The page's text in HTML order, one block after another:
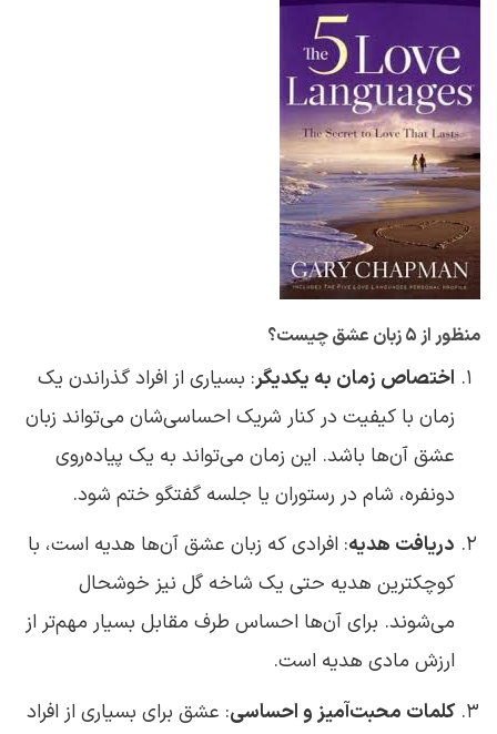
منظور از 5 زبان عشق چیست؟
اختصاص زمان به یکدیگر: بسیاری از افراد گذراندن یک
زمان با کیفیت در کنار شریک احساسی‌شان می‌تواند زبان
عشق آن‌ها باشد. این زمان می‌تواند به یک پیاده‌روی
دونفره، شام در رستوران یا جلسه گفتگو ختم شود.
دریافت هدیه: افرادی که زبان عشق آن‌ها هدیه است، با
کوچکترین هدیه حتی یک شاخه گل نیز خوشحال
می‌شوند. برای آن‌ها احساس طرف مقابل بسیار مهم‌تر از
ارزش مادی هدیه است.
کلمات محبت‌آمیز و احساسی: عشق برای بسیاری از افراد